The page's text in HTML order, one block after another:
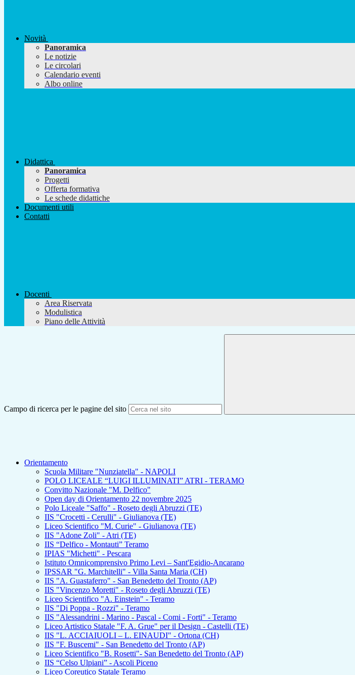
Novità
Panoramica
Le notizie
Le circolari
Calendario eventi
Albo online
Didattica
Panoramica
Progetti
Offerta formativa
Le schede didattiche
Documenti utili
Contatti
Docenti
Area Riservata
Modulistica
Piano delle Attività
Campo di ricerca per le pagine del sito
Orientamento
Scuola Militare "Nunziatella" - NAPOLI
POLO LICEALE “LUIGI ILLUMINATI” ATRI - TERAMO
Convitto Nazionale "M. Delfico"
Open day di Orientamento 22 novembre 2025
Polo Liceale "Saffo" - Roseto degli Abruzzi (TE)
IIS "Crocetti - Cerulli" - Giulianova (TE)
Liceo Scientifico "M. Curie" - Giulianova (TE)
IIS "Adone Zoli" - Atri (TE)
IIS “Delfico - Montauti” Teramo
IPIAS "Michetti" - Pescara
Istituto Omnicomprensivo Primo Levi – Sant'Egidio-Ancarano
IPSSAR "G. Marchitelli" - Villa Santa Maria (CH)
IIS "A. Guastaferro" - San Benedetto del Tronto (AP)
IIS "Vincenzo Moretti" - Roseto degli Abruzzi (TE)
Liceo Scientifico "A. Einstein" - Teramo
IIS "Di Poppa - Rozzi" - Teramo
IIS "Alessandrini - Marino - Pascal - Comi - Forti" - Teramo
Liceo Artistico Statale "F. A. Grue" per il Design - Castelli (TE)
IIS "L. ACCIAIUOLI – L. EINAUDI" - Ortona (CH)
IIS "F. Buscemi" - San Benedetto del Tronto (AP)
Liceo Scientifico "B. Rosetti"- San Benedetto del Tronto (AP)
IIS “Celso Ulpiani” - Ascoli Piceno
Liceo Coreutico Statale Teramo